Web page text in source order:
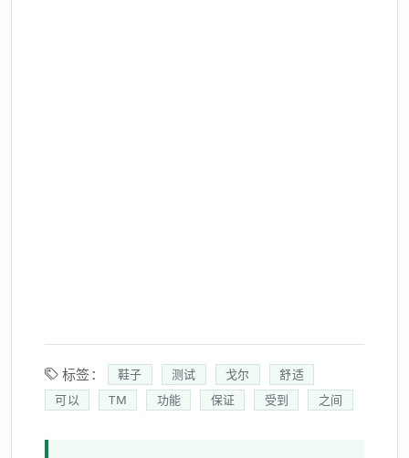
标签： 鞋子 测试 戈尔
舒适
可以
TM 功能 保证 受到 之间